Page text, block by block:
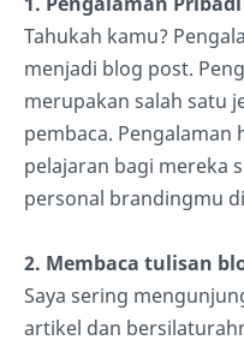
Tahukah kamu?
menjadi blog post.
merupakan salah satu
pembaca.
pelajaran bagi mereka
personal brandingmu
2. Membaca tulisan
Saya sering
artikel dan